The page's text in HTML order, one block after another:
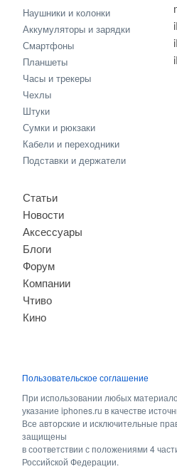
Наушники и колонки
Аккумуляторы и зарядки
Смартфоны
Планшеты
Часы и трекеры
Чехлы
Штуки
Сумки и рюкзаки
Кабели и переходники
Подставки и держатели
Статьи
Новости
Аксессуары
Блоги
Форум
Компании
Чтиво
Кино
Пользовательское соглашение
При использовании любых
указание iphones.ru в качестве
Все авторские и исключительные
защищены
в соответствии с положениями 4
Российской Федерации.